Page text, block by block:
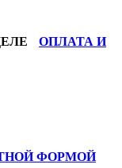
ОПЛАТА И
ФОРМОЙ